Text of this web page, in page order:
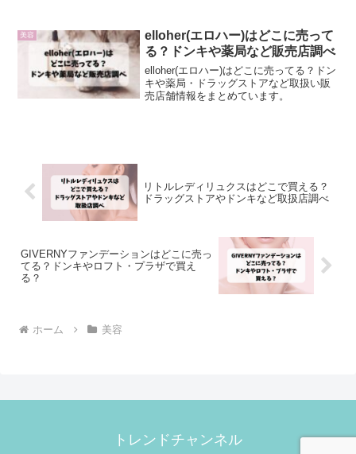
美容
elloher(エロハー)はどこに売って
る？ドンキや薬局など販売店調べ
elloher(エロハー)はどこに売ってる？ドン
キや薬局・ドラッグストアなど取扱い販
売店舗情報をまとめています。
リトルレディリュクスはどこで買える？
ドラッグストアやドンキなど取扱店調べ
GIVERNYファンデーションはどこに売っ
てる？ドンキやロフト・プラザで買え
る？
ホーム 美容
トレンドチャンネル